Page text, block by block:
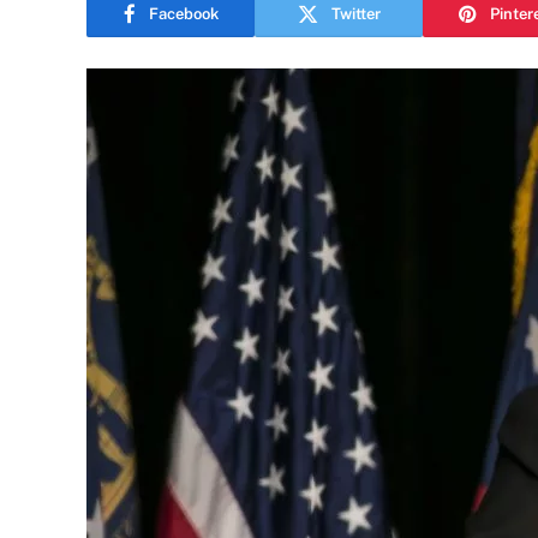
Facebook Twitter